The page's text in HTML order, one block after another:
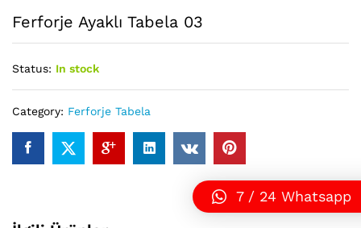
Ferforje Ayaklı Tabela 03
Status: In stock
Category: Ferforje Tabela
7 / 24 Whatsapp